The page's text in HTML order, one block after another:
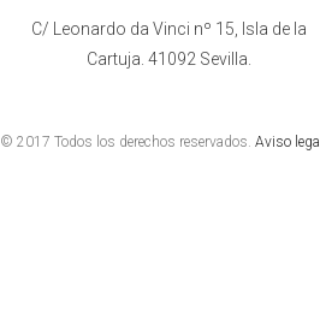
C/ Leonardo da Vinci nº 15, Isla de la
Cartuja. 41092 Sevilla.
© 2017 Todos los derechos reservados. Aviso legal